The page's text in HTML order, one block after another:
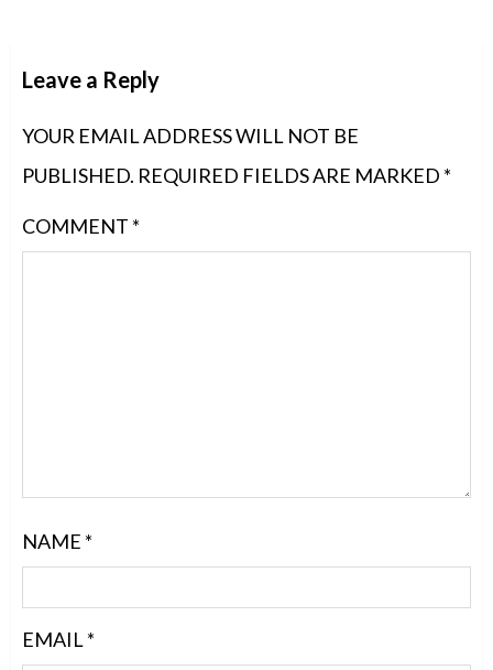
Leave a Reply
YOUR EMAIL ADDRESS WILL NOT BE
PUBLISHED. REQUIRED FIELDS ARE MARKED *
COMMENT *
NAME *
EMAIL*